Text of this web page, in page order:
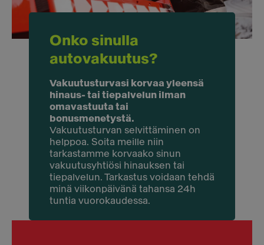
Onko sinulla
autovakuutus?
Vakuutusturvasi korvaa yleensä
hinaus- tai tiepalvelun ilman
omavastuuta tai
bonusmenetystä.
Vakuutusturvan selvittäminen on
helppoa. Soita meille niin
tarkastamme korvaako sinun
vakuutusyhtiösi hinauksen tai
tiepalvelun. Tarkastus voidaan tehdä
minä viikonpäivänä tahansa 24h
tuntia vuorokaudessa.